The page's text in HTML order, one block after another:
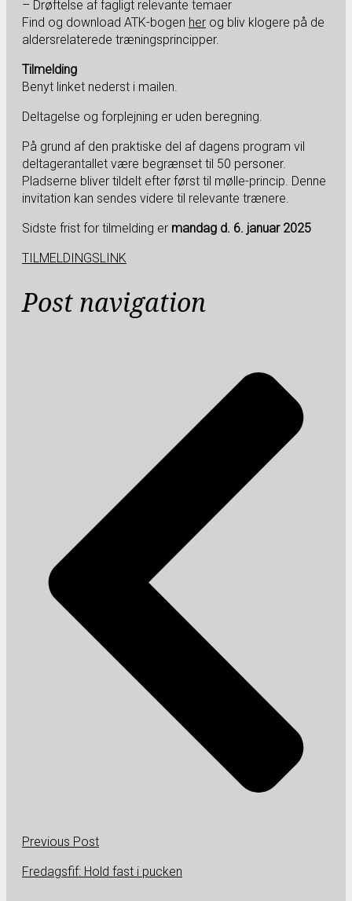
– Drøftelse af fagligt relevante temaer
Find og download ATK-bogen her og bliv klogere på de
aldersrelaterede træningsprincipper.
Tilmelding
Benyt linket nederst i mailen.
Deltagelse og forplejning er uden beregning.
På grund af den praktiske del af dagens program vil
deltagerantallet være begrænset til 50 personer.
Pladserne bliver tildelt efter først til mølle-princip. Denne
invitation kan sendes videre til relevante trænere.
Sidste frist for tilmelding er mandag d. 6. januar 2025
TILMELDINGSLINK
Post navigation
Previous Post
Fredagsfif: Hold fast i pucken